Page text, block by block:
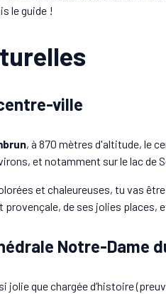
le guide !
ville
, à 870 mètres d'altitude, le
et notamment sur le lac de
et chaleureuses, tu vas
de ses jolies places,
Notre-Dame
jolie que chargée d’histoire